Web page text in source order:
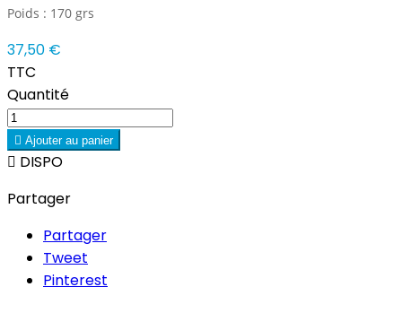
Poids : 170 grs
37,50 €
TTC
Quantité
 Ajouter au panier
 DISPO
Partager
Partager
Tweet
Pinterest